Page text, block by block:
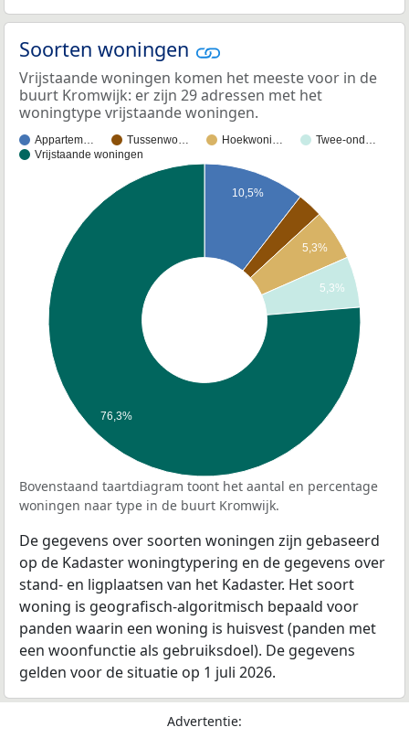
Soorten woningen
Vrijstaande woningen komen het meeste voor in de
buurt Kromwijk: er zijn 29 adressen met het
woningtype vrijstaande woningen.
Appartem… Tussenwo… Hoekwoni…
Twee-ond…
Vrijstaande woningen
10,5%
5,3%
5,3%
76,3%
Bovenstaand taartdiagram toont het aantal en percentage
woningen naar type in de buurt Kromwijk.
De gegevens over soorten woningen zijn gebaseerd
op de Kadaster woningtypering en de gegevens over
stand- en ligplaatsen van het Kadaster. Het soort
woning is geografisch-algoritmisch bepaald voor
panden waarin een woning is huisvest (panden met
een woonfunctie als gebruiksdoel). De gegevens
gelden voor de situatie op 1 juli 2026.
Advertentie: